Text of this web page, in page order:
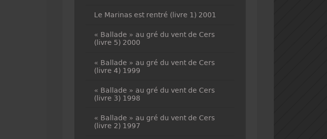
Le Marinas est rentré (livre 1) 2001
« Ballade » au gré du vent de Cers
(livre 5) 2000
« Ballade » au gré du vent de Cers
(livre 4) 1999
« Ballade » au gré du vent de Cers
(livre 3) 1998
« Ballade » au gré du vent de Cers
(livre 2) 1997